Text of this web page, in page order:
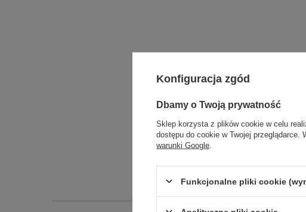
Długość towaru
Konfiguracja zgód
Dbamy o Twoją prywatność
Sklep korzysta z plików cookie w celu
dostępu do cookie w Twojej
warunki Google
Funkcjonalne pliki cookie